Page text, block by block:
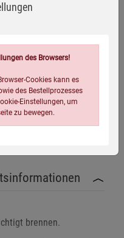
zu unterscheiden und
Der Dünndarm
Wünschen und
körperlichen Ebene
Nahrung und
brennen.
des Browsers!
Cookies kann es
des Bestellprozesses
Einstellungen, um
zu bewegen.
speichern für die Gruppe